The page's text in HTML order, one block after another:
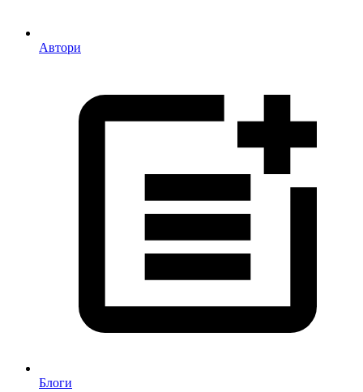
Автори
Блоги